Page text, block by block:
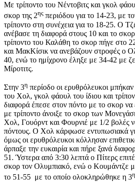
Με τρίποντο του Νέντοβιτς και γκολ
σκορ της 2ης περιόδου για το 14-23, με
τρίποντο στη συνέχεια για το 18-25. Ο
ανέβασε τη διαφορά στους 10 και το
τρίποντο του Καλάθη το σκορ πήγε στο
και ΜακΚίσικ να ανεβάζουν στροφές ο
40, ενώ το ημίχρονο έληξε με 34-42 με
Μίροτιτς.
Στην 3η περίοδο οι ερυθρόλευκοι
του Χολ, γκολ φάουλ του ίδιου και
διαφορά έπεσε στον πόντο με το σκορ να
με τρίποντο άνοιξε το σκορ των
Χολ, Γουόρντ και Φουρνιέ με 1/2 βολές
πόντους. Ο Χολ κάρφωσε εντυπωσιακά
όμως οι ερυθρόλευκοι κόλλησαν
άρπαξε την ευκαιρία και πήρε ξανά
51. Ύστερα από 3:30 λεπτά ο Πίτερς
σκορ τον Ολυμπιακό, ενώ ο Κουμάντζε
το 51-55 με το οποίο ολοκληρώθηκε η 3η